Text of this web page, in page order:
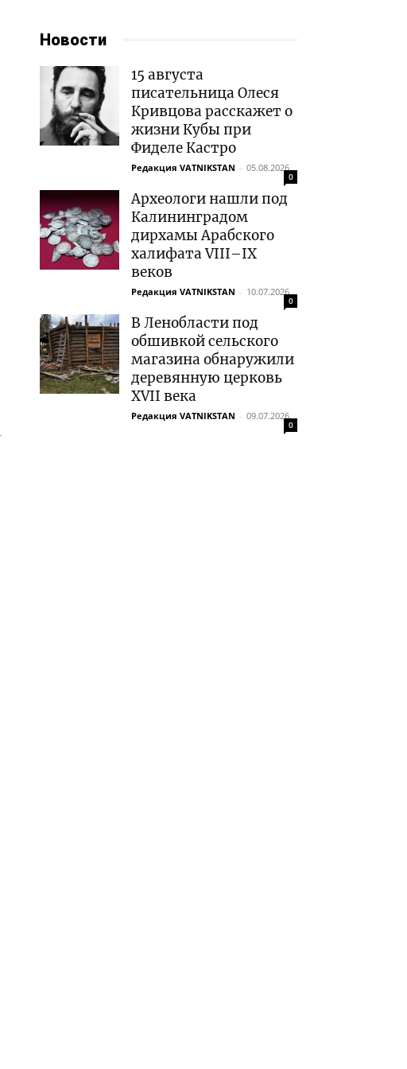
Новости
15 августа
писательница Олеся
Кривцова расскажет о
жизни Кубы при
Фиделе Кастро
Редакция VATNIKSTAN - 05.08.2026
0
Археологи нашли под
Калининградом
дирхамы Арабского
халифата VIII–IX
веков
Редакция VATNIKSTAN - 10.07.2026
0
В Ленобласти под
обшивкой сельского
магазина обнаружили
деревянную церковь
XVII века
Редакция VATNIKSTAN - 09.07.2026
0